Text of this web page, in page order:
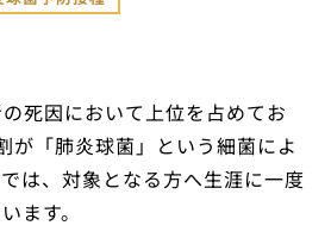
死因において上位を占めてお
が「肺炎球菌」という細菌によ
は、対象となる方へ生涯に一度
ます。